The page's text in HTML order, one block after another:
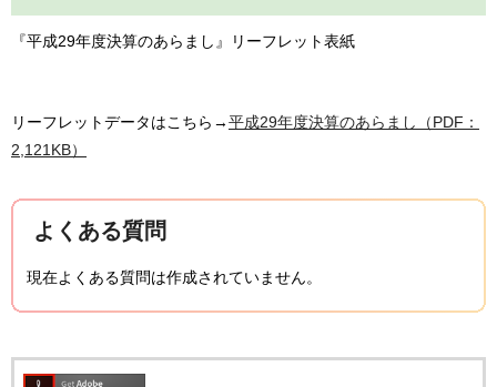
『平成29年度決算のあらまし』リーフレット表紙
リーフレットデータはこちら→平成29年度決算のあらまし（PDF：
2,121KB）
よくある質問
現在よくある質問は作成されていません。